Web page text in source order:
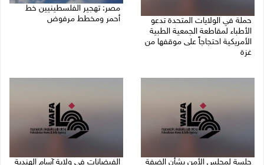
حملة في الولايات المتحدة تدعو
الأطباء لمقاطعة الجمعية الطبية
الأمريكية احتجاجاً على موقفها من
غزة
مصر: تهجير الفلسطينيين خط
أحمر ومخطط مرفوض
جلسة لمجلس الأمن بشأن الضفة
الفيضانات في ولاية آسام الهندية